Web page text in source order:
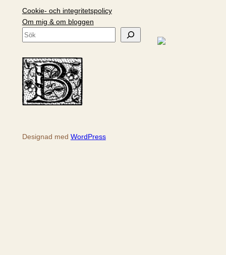
Cookie- och integritetspolicy
Om mig & om bloggen
S
k
Designad med WordPress